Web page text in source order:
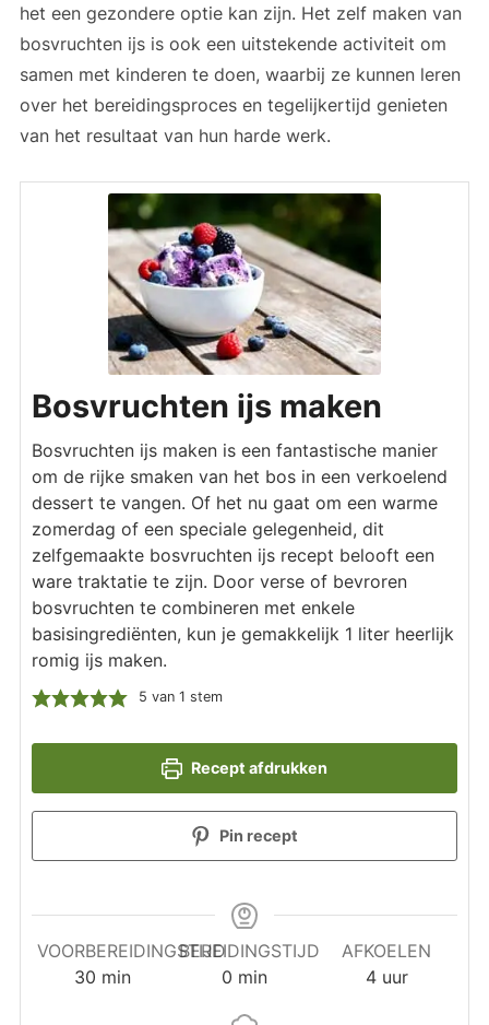
het een gezondere optie kan zijn. Het zelf maken van
bosvruchten ijs is ook een uitstekende activiteit om
samen met kinderen te doen, waarbij ze kunnen leren
over het bereidingsproces en tegelijkertijd genieten
van het resultaat van hun harde werk.
Bosvruchten ijs maken
Bosvruchten ijs maken is een fantastische manier
om de rijke smaken van het bos in een verkoelend
dessert te vangen. Of het nu gaat om een warme
zomerdag of een speciale gelegenheid, dit
zelfgemaakte bosvruchten ijs recept belooft een
ware traktatie te zijn. Door verse of bevroren
bosvruchten te combineren met enkele
basisingrediënten, kun je gemakkelijk 1 liter heerlijk
romig ijs maken.
5 van 1 stem
Recept afdrukken
Pin recept
VOORBEREIDINGSTIJD
30minuten
min
BEREIDINGSTIJD
0 minuten
min
AFKOELEN
4uur
uur